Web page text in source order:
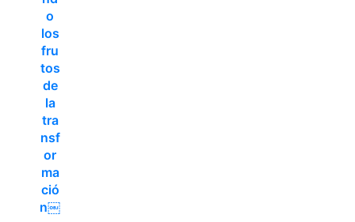
o
los
fru
tos
de
la
tra
nsf
or
ma
ció
n￼